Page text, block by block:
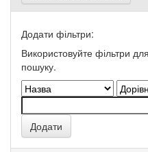
Додати фільтри:
Використовуйте фільтри
пошуку.